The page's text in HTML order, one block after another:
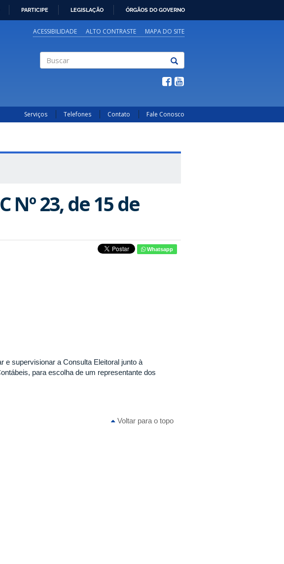
PARTICIPE LEGISLAÇÃO ÓRGÃOS DO GOVERNO
ACESSIBILIDADE ALTO CONTRASTE MAPA DO SITE
Serviços Telefones Contato Fale Conosco
Nº 23, de 15 de
Whatsapp
e supervisionar a Consulta Eleitoral junto à
para escolha de um representante dos
Voltar para o topo